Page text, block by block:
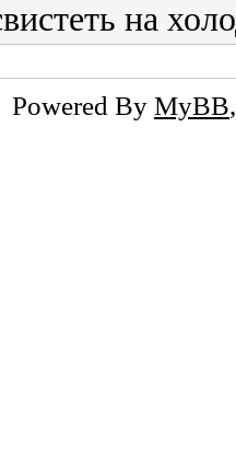
на
Powered By MyBB